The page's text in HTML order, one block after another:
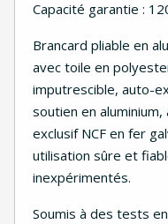
Capacité garantie :
Brancard pliable en
avec toile en
imputrescible, auto-
soutien en
exclusif NCF en fer
utilisation sûre et
inexpérimentés.
Soumis à des tests